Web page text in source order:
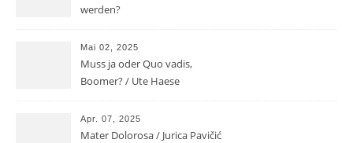
werden?
Mai 02, 2025
Muss ja oder Quo vadis,
Boomer? / Ute Haese
Apr. 07, 2025
Mater Dolorosa / Jurica Pavičić